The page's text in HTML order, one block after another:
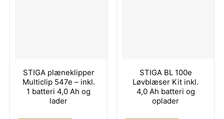
STIGA plæneklipper
Multiclip 547e – inkl.
1 batteri 4,0 Ah og
lader
STIGA BL 100e
Løvblæser Kit inkl.
4,0 Ah batteri og
oplader